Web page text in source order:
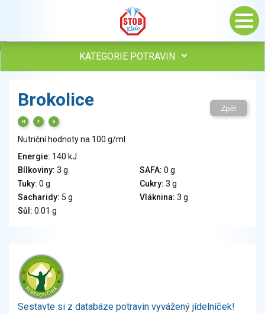
KATEGORIE POTRAVIN
Vejce
Mléko
Veganské a vegetariánské výrobky
Tuky
Obiloviny, mouka, cereální výrobky
Chléb, pečivo, křehké chleby, pufované výrobky
Ořechy, semena
Zelenina
Brambory, luštěniny, houby
Sladkosti, slané výrobky
Brokolice
H T S
Zpět
Nutriční hodnoty na 100 g/ml
Energie: 140 kJ
Bílkoviny: 3 g SAFA: 0 g
Tuky: 0 g Cukry: 3 g
Sacharidy: 5 g Vláknina: 3 g
Sůl: 0.01 g
Sestavte si z databáze potravin vyvážený jídelníček!